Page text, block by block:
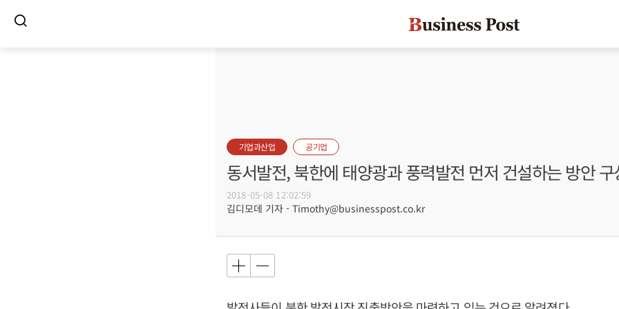
기업과산업 공기업
동서발전, 북한에 태양광과 풍력발전 먼저 건설하는 방안 구
2018-05-08 12:02:59
김디모데 기자 - Timothy@businesspost.co.kr